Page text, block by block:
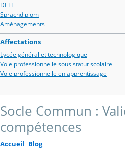
DELF
Sprachdiplom
Aménagements
Affectations
Lycée général et technologique
Voie professionnelle sous statut scolaire
Voie professionnelle en apprentissage
Socle Commun :
compétences
Accueil Blog